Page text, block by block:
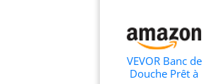
VEVOR Banc de
Douche Prêt à